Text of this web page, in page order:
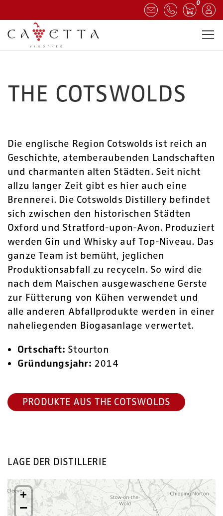
0
THE COTSWOLDS
Die englische Region Cotswolds ist reich an
Geschichte, atemberaubenden Landschaften
und charmanten alten Städten. Seit nicht
allzu langer Zeit gibt es hier auch eine
Brennerei. Die Cotswolds Distillery befindet
sich zwischen den historischen Städten
Oxford und Stratford-upon-Avon. Produziert
werden Gin und Whisky auf Top-Niveau. Das
ganze Team ist bemüht, jeglichen
Produktionsabfall zu recyceln. So wird die
nach dem Maischen ausgewaschene Gerste
zur Fütterung von Kühen verwendet und
alle anderen Abfallprodukte werden in einer
naheliegenden Biogasanlage verwertet.
Ortschaft: Stourton
Gründungsjahr: 2014
PRODUKTE AUS THE COTSWOLDS
LAGE DER DISTILLERIE
+
−